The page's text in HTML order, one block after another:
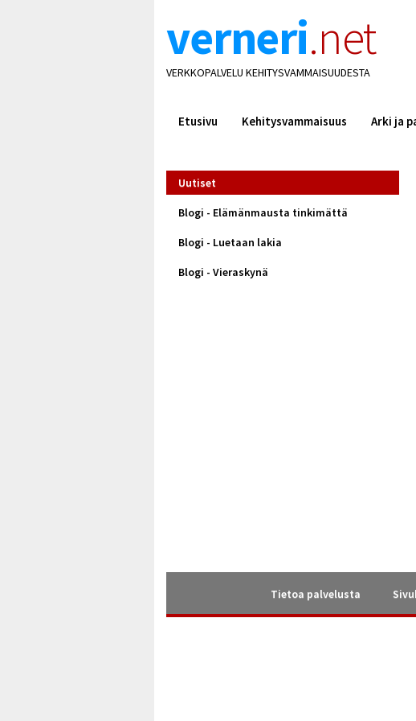
verneri.net
VERKKOPALVELU KEHITYSVAMMAISUUDESTA
Etusivu Kehitysvammaisuus Arki ja
Uutiset
Blogi - Elämänmausta tinkimättä
Blogi - Luetaan lakia
Blogi - Vieraskynä
Tietoa palvelusta